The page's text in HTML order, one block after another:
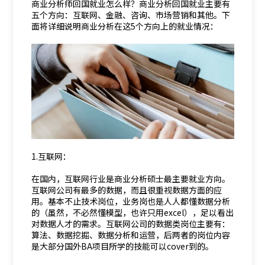
商业分析师回国就业怎么样？商业分析回国就业主要有
五个方向：互联网、金融、咨询、市场营销和其他。下
面将详细说明商业分析在这5个方向上的就业情况：
1.互联网：
在国内，互联网行业是商业分析硕士最主要就业方向。
互联网公司有最多的数据，而且很重视数据方面的应
用。基本不止技术岗位，业务岗也是人人都懂数据分析
的（虽然，不必然懂模型，也许只用excel），足以看出
对数据人才的需求。互联网公司的数据类岗位主要有：
算法、数据挖掘、数据分析和运营，后两者的岗位内容
是大部分国外BA项目所学的技能可以cover到的。